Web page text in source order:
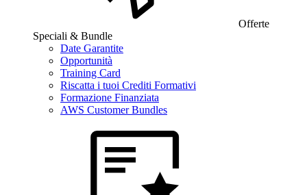
Offerte
Speciali & Bundle
Date Garantite
Opportunità
Training Card
Riscatta i tuoi Crediti Formativi
Formazione Finanziata
AWS Customer Bundles